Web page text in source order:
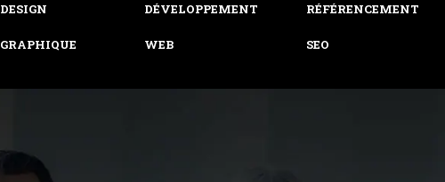
DESIGN
GRAPHIQUE
DÉVELOPPEMENT
WEB
RÉFÉRENCEMENT
SEO